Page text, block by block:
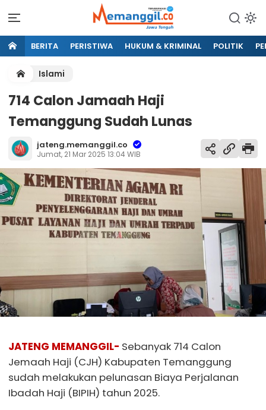
BERITA PERISTIWA HUKUM & KRIMINAL POLITIK
Islami
714 Calon Jamaah Haji
Temanggung Sudah Lunas
jateng.memanggil.co
Jumat, 21 Mar 2025 13:04 WIB
JATENG MEMANGGIL- Sebanyak 714 Calon
Jemaah Haji (CJH) Kabupaten Temanggung
sudah melakukan pelunasan Biaya Perjalanan
Ibadah Haji (BIPIH) tahun 2025.